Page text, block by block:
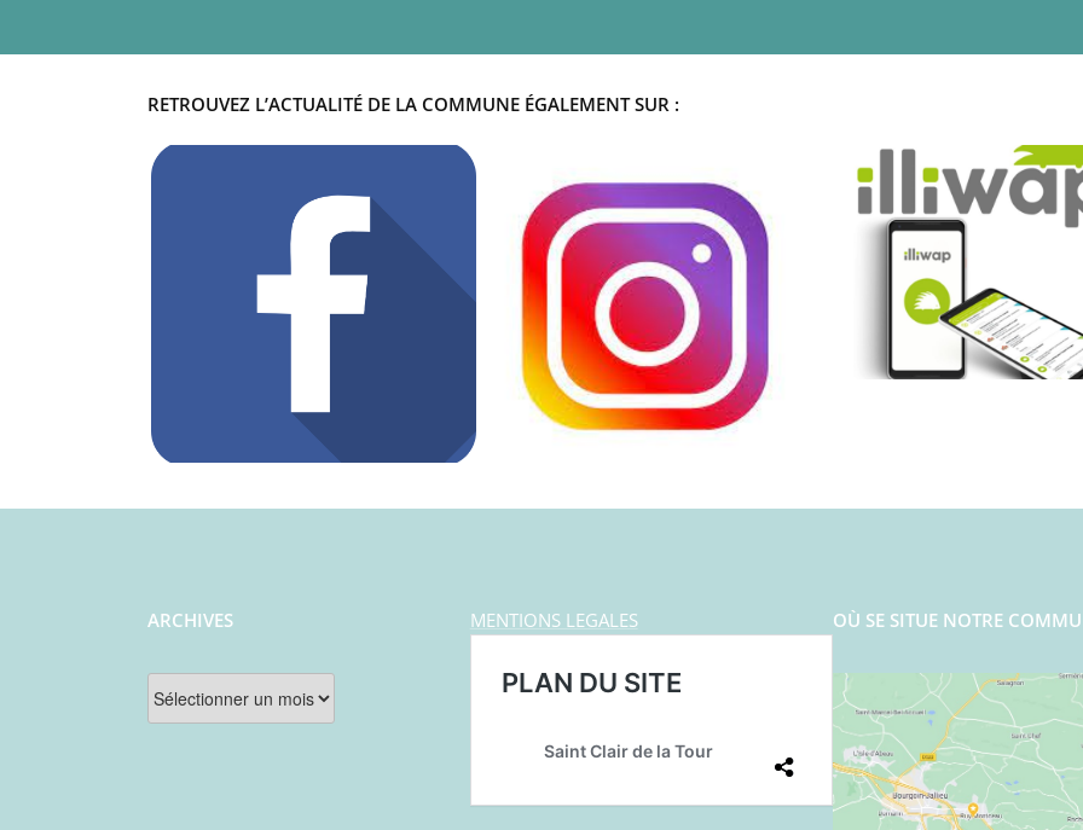
RETROUVEZ L’ACTUALITÉ DE LA COMMUNE ÉGALEMENT SUR :
ARCHIVES
Archives
MENTIONS LEGALES OÙ SE SITUE NOTRE